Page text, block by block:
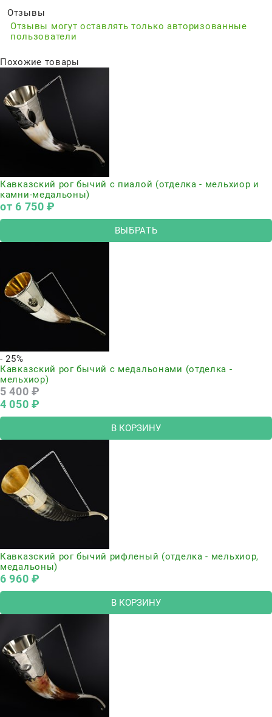
Отзывы
Отзывы могут оставлять только авторизованные
пользователи
Похожие товары
Кавказский рог бычий с пиалой (отделка - мельхиор и
камни-медальоны)
от 6 750 ₽
ВЫБРАТЬ
- 25%
Кавказский рог бычий с медальонами (отделка -
мельхиор)
5 400 ₽
4 050 ₽
В КОРЗИНУ
Кавказский рог бычий рифленый (отделка - мельхиор,
медальоны)
6 960 ₽
В КОРЗИНУ